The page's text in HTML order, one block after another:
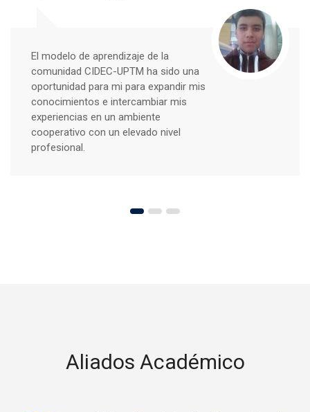
La comunidad de aprendizaje UPTM-
CIDEC ha sido un paso para un camino
de experiencias, aprendizajes e
intercambio, todo en un modelo de
aprendizaje flexible, dinámico y
respetuoso.
Aliados Académico